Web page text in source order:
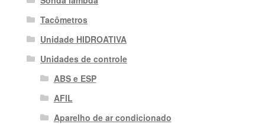
Tacômetros
Unidade HIDROATIVA
Unidades de controle
ABS e ESP
AFIL
Aparelho de ar condicionado